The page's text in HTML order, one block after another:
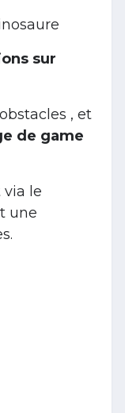
sur
, et
de game
via le
une